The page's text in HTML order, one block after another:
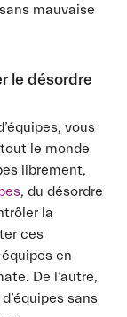
mauvaise
le désordre
vous
le monde
librement,
, du désordre
la
ces
en
De l’autre,
sans